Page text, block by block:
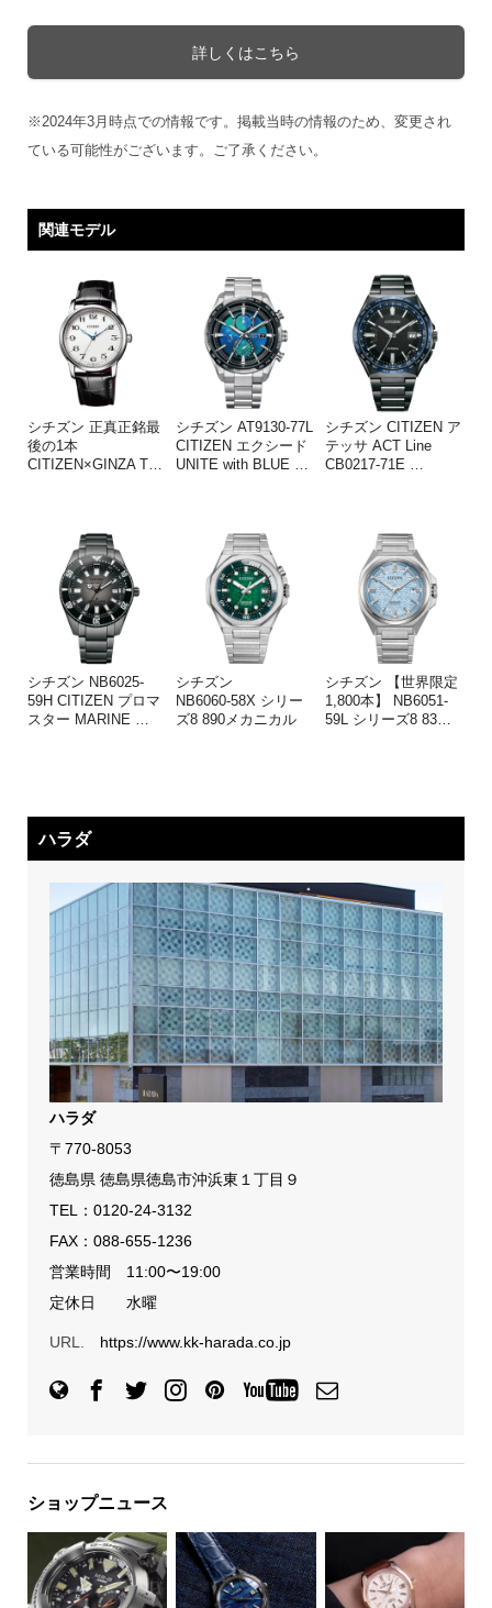
詳しくはこちら
※2024年3月時点での情報です。掲載当時の情報のため、変更され
ている可能性がございます。ご了承ください。
関連モデル
シチズン 正真正銘最
後の1本
CITIZEN×GINZA T…
シチズン AT9130-77L
CITIZEN エクシード
UNITE with BLUE
シチズン CITIZEN ア
テッサ ACT Line
CB0217-71E
シチズン NB6025-
59H CITIZEN プロマ
スター MARINE …
シチズン
NB6060-58X シリー
ズ8 890メカニカル
シチズン 【世界限定
1,800本】 NB6051-
59L シリーズ8 83…
ハラダ
ハラダ
〒770-8053
徳島県 徳島県徳島市沖浜東１丁目９
TEL： 0120-24-3132
FAX：088-655-1236
営業時間 11:00〜19:00
定休日 水曜
URL. https://www.kk-harada.co.jp
ショップニュース